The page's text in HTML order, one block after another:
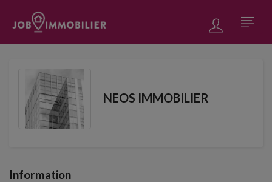
NEOS IMMOBILIER
Information